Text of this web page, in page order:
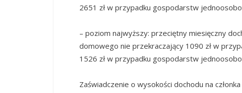
2651 zł w przypadku gospodarstw
– poziom najwyższy: przeciętny miesięczny
domowego nie przekraczający 1090 zł w
1526 zł w przypadku gospodarstw
Zaświadczenie o wysokości dochodu na